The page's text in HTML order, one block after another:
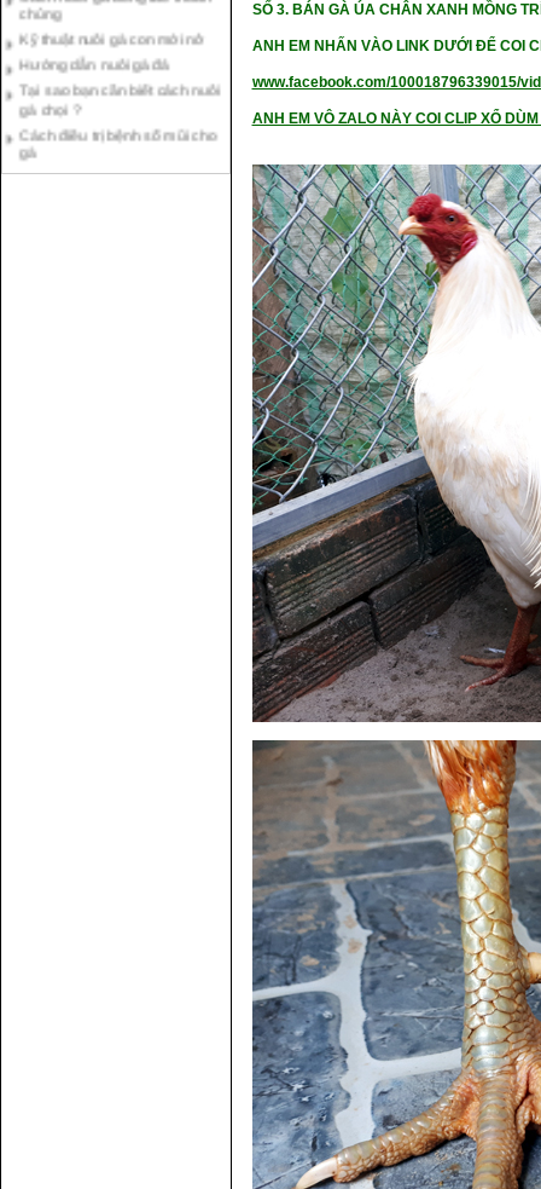
Kỹ thuật nuôi gà con mới nở
Hướng dẫn nuôi gà đá
Tại sao bạn cần biết cách nuôi
gà chọi ?
Cách điều trị bệnh sổ mũi cho
gà
SỐ 3. BÁN GÀ ÚA CHÂN XANH MỒNG
ANH EM NHẤN VÀO LINK DƯỚI ĐỂ COI
www.facebook.com/100018796339015/
ANH EM VÔ ZALO NÀY COI CLIP XỔ